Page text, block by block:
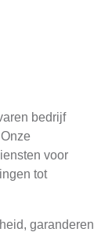
bedrijf
voor
tot
garanderen